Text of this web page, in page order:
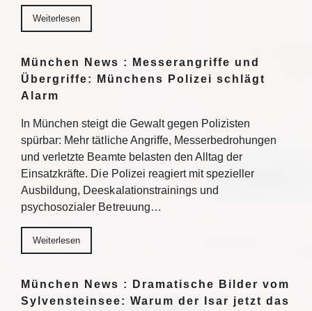
Weiterlesen
München News : Messerangriffe und
Übergriffe: Münchens Polizei schlägt
Alarm
In München steigt die Gewalt gegen Polizisten
spürbar: Mehr tätliche Angriffe, Messerbedrohungen
und verletzte Beamte belasten den Alltag der
Einsatzkräfte. Die Polizei reagiert mit spezieller
Ausbildung, Deeskalationstrainings und
psychosozialer Betreuung…
Weiterlesen
München News : Dramatische Bilder vom
Sylvensteinsee: Warum der Isar jetzt das